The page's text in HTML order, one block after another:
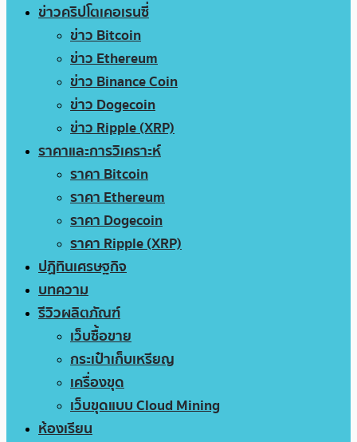
ข่าวคริปโตเคอเรนซี่
ข่าว Bitcoin
ข่าว Ethereum
ข่าว Binance Coin
ข่าว Dogecoin
ข่าว Ripple (XRP)
ราคาและการวิเคราะห์
ราคา Bitcoin
ราคา Ethereum
ราคา Dogecoin
ราคา Ripple (XRP)
ปฏิทินเศรษฐกิจ
บทความ
รีวิวผลิตภัณฑ์
เว็บซื้อขาย
กระเป๋าเก็บเหรียญ
เครื่องขุด
เว็บขุดแบบ Cloud Mining
ห้องเรียน